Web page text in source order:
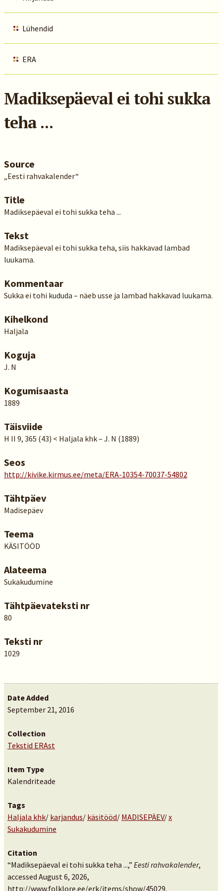
Lühendid
ERA
Madiksepäeval ei tohi sukka
teha ...
Source
„Eesti rahvakalender“
Title
Madiksepäeval ei tohi sukka teha ...
Tekst
Madiksepäeval ei tohi sukka teha, siis hakkavad lambad
luukama.
Kommentaar
Sukka ei tohi kududa – näeb usse ja lambad hakkavad luukama.
Kihelkond
Haljala
Koguja
J. N
Kogumisaasta
1889
Täisviide
H II 9, 365 (43) < Haljala khk – J. N (1889)
Seos
http://kivike.kirmus.ee/meta/ERA-10354-70037-54802
Tähtpäev
Madisepäev
Teema
KÄSITÖÖD
Alateema
Sukakudumine
Tähtpäevateksti nr
80
Teksti nr
1029
Date Added
September 21, 2016
Collection
Tekstid ERAst
Item Type
Kalendriteade
Tags
Haljala khk/ karjandus/ käsitööd/ MADISEPÄEV/x
Sukakudumine
Citation
“Madiksepäeval ei tohi sukka teha ...,” Eesti rahvakalender,
accessed August 6, 2026,
http://www.folklore.ee/erk/items/show/45029.